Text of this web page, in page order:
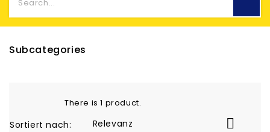
Subcategories
There is 1 product.
Sortiert nach: Relevanz 